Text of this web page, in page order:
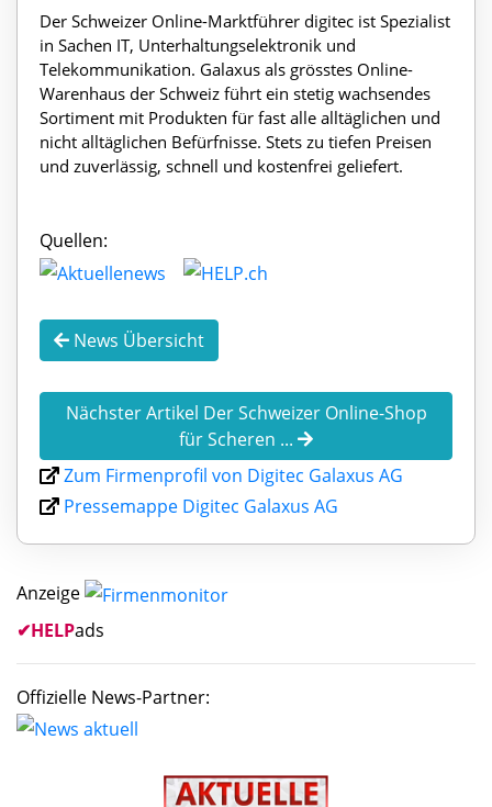
Der Schweizer Online-Marktführer digitec ist Spezialist
in Sachen IT, Unterhaltungselektronik und
Telekommunikation. Galaxus als grösstes Online-
Warenhaus der Schweiz führt ein stetig wachsendes
Sortiment mit Produkten für fast alle alltäglichen und
nicht alltäglichen Befürfnisse. Stets zu tiefen Preisen
und zuverlässig, schnell und kostenfrei geliefert.
Quellen:
News Übersicht
Nächster Artikel Der Schweizer Online-Shop
für Scheren ...
Zum Firmenprofil von Digitec Galaxus AG
Pressemappe Digitec Galaxus AG
Anzeige
✔HELPads
Offizielle News-Partner: